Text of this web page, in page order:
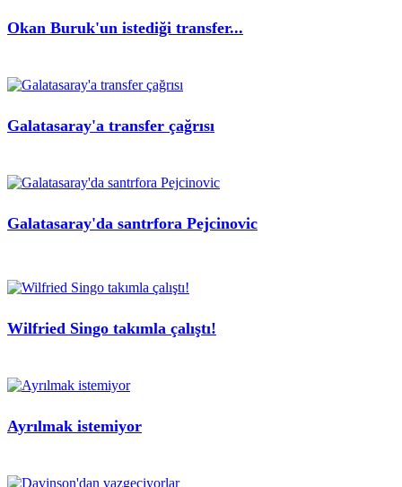
Okan Buruk'un istediği transfer...
Galatasaray'a transfer çağrısı
Galatasaray'da santrfora Pejcinovic
Wilfried Singo takımla çalıştı!
Ayrılmak istemiyor